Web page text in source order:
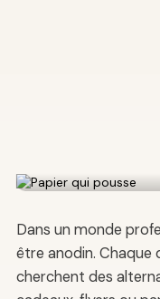
Dans un monde
être anodin. Chaque
cherchent des